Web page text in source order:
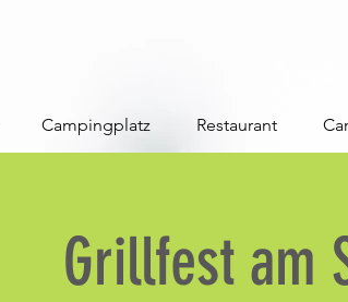
Campingplatz Restaurant
Grillfest am